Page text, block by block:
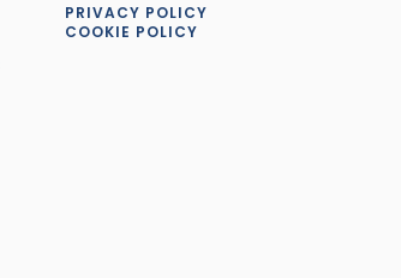
PRIVACY POLICY
COOKIE POLICY